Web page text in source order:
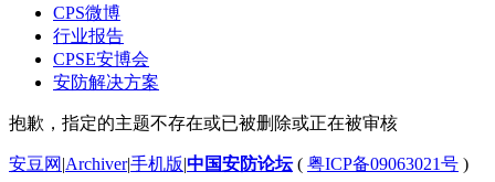
CPS微博
行业报告
CPSE安博会
安防解决方案
抱歉，指定的主题不存在或已被删除或正在被审核
安豆网 |Archiver|手机版|中国安防论坛( 粤ICP备09063021号 )